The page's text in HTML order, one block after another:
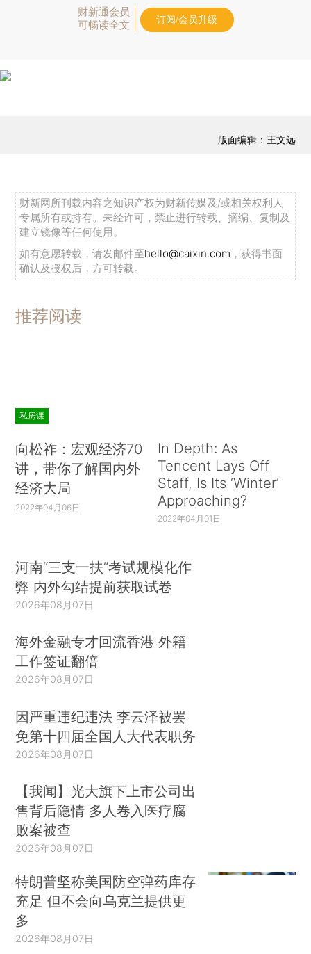
财新通会员
可畅读全文
订阅/会员升级
版面编辑：王文远
财新网所刊载内容之知识产权为财新传媒及/或相关权利人
专属所有或持有。未经许可，禁止进行转载、摘编、复制及
建立镜像等任何使用。
如有意愿转载，请发邮件至hello@caixin.com ，获得书面
确认及授权后，方可转载。
推荐阅读
私房课
向松祚：宏观经济70
讲，带你了解国内外
经济大局
2022年04月06日
In Depth: As
Tencent Lays Off
Staff, Is Its ‘Winter’
Approaching?
2022年04月01日
河南“三支一扶”考试规模化作
弊 内外勾结提前获取试卷
2026年08月07日
海外金融专才回流香港 外籍
工作签证翻倍
2026年08月07日
因严重违纪违法 李云泽被罢
免第十四届全国人大代表职务
2026年08月07日
【我闻】光大旗下上市公司出
售背后隐情 多人卷入医疗腐
败案被查
2026年08月07日
特朗普坚称美国防空弹药库存
充足 但不会向乌克兰提供更
多
2026年08月07日